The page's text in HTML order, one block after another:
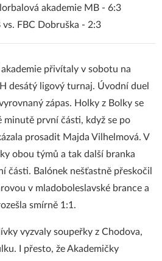
akademie MB - 6:3
FBC Dobruška - 2:3
přivítaly v sobotu na
desátý ligový turnaj. Úvodní duel
zápas. Holky z Bolky se
minutě první části, když se po
prosadit Majda Vilhelmová. V
obou týmů a tak další branka
části. Balónek nešťastně přeskočil
v mladoboleslavské brance a
smírně 1:1.
vyzvaly soupeřky z Chodova,
I přesto, že Akademičky